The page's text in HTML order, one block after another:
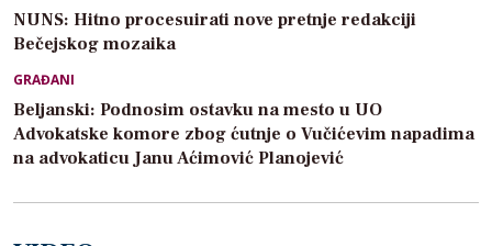
NUNS: Hitno procesuirati nove pretnje redakciji
Bečejskog mozaika
GRAĐANI
Beljanski: Podnosim ostavku na mesto u UO
Advokatske komore zbog ćutnje o Vučićevim napadima
na advokaticu Janu Aćimović Planojević